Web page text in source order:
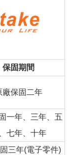
保固期間
廠保固二年
一年、三年、五
七年、十年
三年(電子零件)